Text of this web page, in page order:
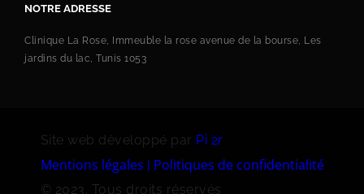
NOTRE ADRESSE
Clinique La Rose, Immeuble la rose avenue de la bourse, Les
jardins du lac, Tunis 1053
Site web développé par Pi 2r
Mentions légales | Politiques de confidentialité
© 2023. Tous droits réservés